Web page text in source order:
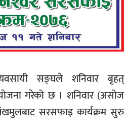
सङ्घले शनिवार बृहत्
गरेको छ । शनिवार (असोज
सरसफाइ कार्यक्रम सुरु